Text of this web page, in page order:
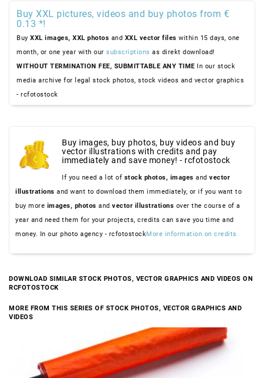
Buy XXL pictures, videos and buy photos from €
0.13 *!
Buy XXL images, XXL photos and XXL vector files within 15 days, one
month, or one year with our subscriptions as direkt download!
WITHOUT TERMINATION FEE, SUBMITTABLE ANY TIME In our stock
media archive for legal stock photos, stock videos and vector graphics
- rcfotostock
Buy images, buy photos, buy videos and buy
vector illustrations with credits and pay
immediately and save money! - rcfotostock
If you need a lot of stock photos, images and vector
illustrations and want to download them immediately, or if you want to
buy more images, photos and vector illustrations over the course of a
year and need them for your projects, credits can save you time and
money. In our photo agency - rcfotostockMore information on credits
DOWNLOAD SIMILAR STOCK PHOTOS, VECTOR GRAPHICS AND VIDEOS ON
RCFOTOSTOCK
MORE FROM THIS SERIES OF STOCK PHOTOS, VECTOR GRAPHICS AND
VIDEOS